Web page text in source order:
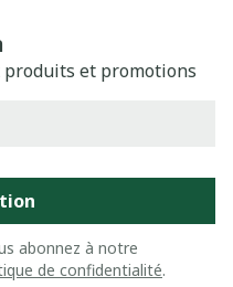
produits et promotions
abonnez à notre
de confidentialité.